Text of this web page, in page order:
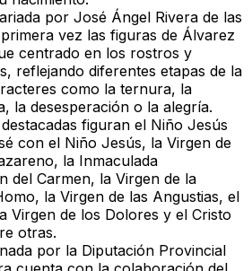
por José Ángel Rivera de las
vez las figuras de Álvarez
centrado en los rostros y
reflejando diferentes etapas de la
como la ternura, la
la desesperación o la alegría.
figuran el Niño Jesús
con el Niño Jesús, la Virgen de
la Inmaculada
del Carmen, la Virgen de la
la Virgen de las Angustias, el
Virgen de los Dolores y el Cristo
otras.
por la Diputación Provincial